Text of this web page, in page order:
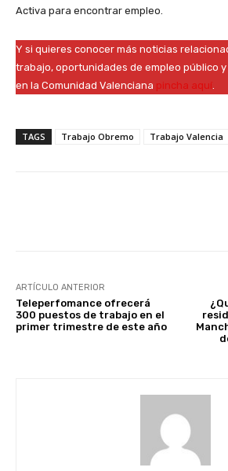
Activa para encontrar empleo.
Y si quieres conocer más noticias
trabajo, oportunidades de empleo público
en la Comunidad Valenciana pincha aquí.
TAGS Trabajo Obremo Trabajo Valencia
ARTÍCULO ANTERIOR
Teleperfomance ofrecerá
300 puestos de trabajo en el
primer trimestre de este año